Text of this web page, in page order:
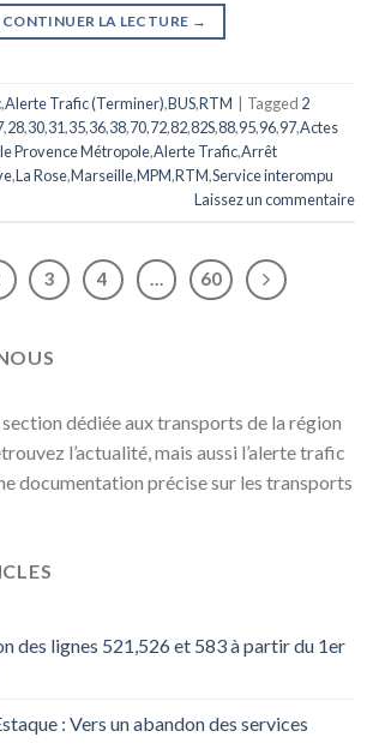
CONTINUER LA LECTURE →
,Alerte Trafic (Terminer),BUS,RTM Tagged 2
,28,30,31,35,36,38,70,72,82,82S,88,95,96,97,Actes
Provence Métropole,Alerte Trafic,Arrêt
,La Rose,Marseille,MPM,RTM,Service interompu
Laissez un commentaire
3 4 … 60
section dédiée aux transports de la région
l’actualité, mais aussi l’alerte trafic
documentation précise sur les transports
des lignes 521,526 et 583 à partir du 1er
: Vers un abandon des services